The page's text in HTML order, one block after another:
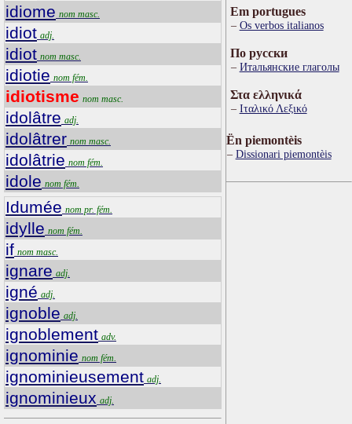
idiome nom masc.
idiot adj.
idiot nom masc.
idiotie nom fém.
idiotisme nom masc.
idolâtre adj.
idolâtrer nom masc.
idolâtrie nom fém.
idole nom fém.
Idumée nom pr. fém.
idylle nom fém.
if nom masc.
ignare adj.
igné adj.
ignoble adj.
ignoblement adv.
ignominie nom fém.
ignominieusement adj.
ignominieux adj.
Em portugues
Os verbos italianos
По русски
Итальянские глаголы
Στα ελληνικά
Ιταλικό Λεξικό
Ën piemontèis
Dissionari piemontèis